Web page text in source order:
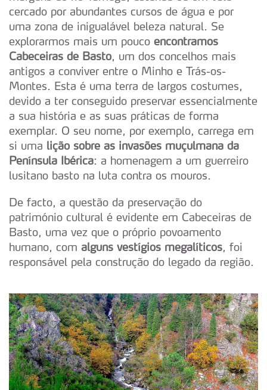
cercado por abundantes cursos de água e por
uma zona de inigualável beleza natural. Se
explorarmos mais um pouco encontramos
Cabeceiras de Basto, um dos concelhos mais
antigos a conviver entre o Minho e Trás-os-
Montes. Esta é uma terra de largos costumes,
devido a ter conseguido preservar essencialmente
a sua história e as suas práticas de forma
exemplar. O seu nome, por exemplo, carrega em
si uma lição sobre as invasões muçulmana da
Península Ibérica: a homenagem a um guerreiro
lusitano basto na luta contra os mouros.
De facto, a questão da preservação do
património cultural é evidente em Cabeceiras de
Basto, uma vez que o próprio povoamento
humano, com alguns vestígios megalíticos, foi
responsável pela construção do legado da região.